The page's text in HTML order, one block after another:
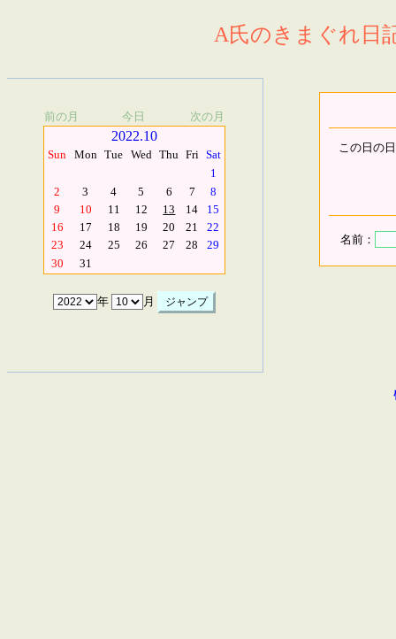
A氏のきまぐれ日
前の月 今日 次の月
2022.10
Sun Mon Tue Wed Thu Fri Sat
1
2
3 4 5 6 7
8
9
10 11 12 13 14
15
16
17 18 19 20 21
22
23
24 25 26 27 28
29
30
31
年 月
この日の
名前：